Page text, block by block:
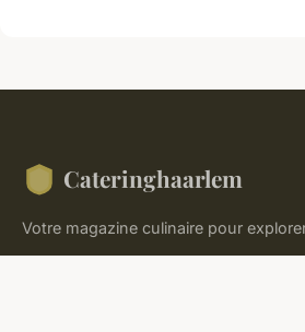
Cateringhaarlem
Votre magazine culinaire pour